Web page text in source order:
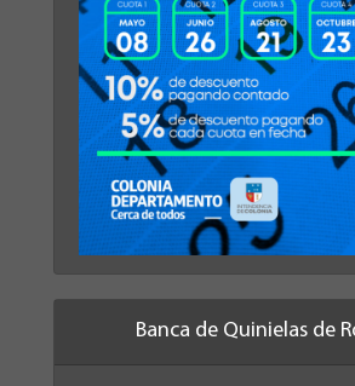
Banca de Quinielas de